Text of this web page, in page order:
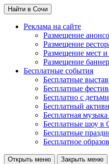
Найти в Сочи
Реклама на сайте
Размещение
Размещение
Размещение мест
Размещение
Бесплатные события
Бесплатные
Бесплатные
Бесплатно с
Бесплатный
Бесплатная
Бесплатные шоу в
Бесплатные
Бесплатное
Открыть меню Закрыть меню